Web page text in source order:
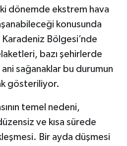
dönemde ekstrem hava
konusunda
Bölgesi’nde
bazı şehirlerde
sağanaklar bu durumun
gösteriliyor.
temel nedeni,
ve kısa sürede
Bir ayda düşmesi